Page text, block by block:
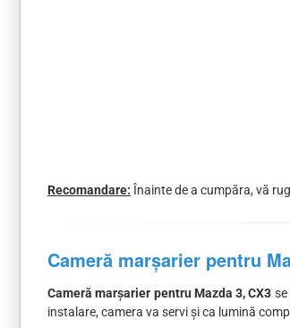
Recomandare: Înainte de a cumpăra, vă
Cameră marșarier pentru
Cameră marșarier pentru Mazda 3, CX3
instalare, camera va servi și ca lumină